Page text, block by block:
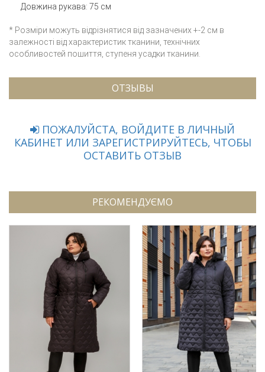
Довжина рукава: 75 см
* Розміри можуть відрізнятися від зазначених +-2 см в
залежності від характеристик тканини, технічних
особливостей пошиття, ступеня усадки тканини.
ОТЗЫВЫ
ПОЖАЛУЙСТА, ВОЙДИТЕ В ЛИЧНЫЙ
КАБИНЕТ ИЛИ ЗАРЕГИСТРИРУЙТЕСЬ, ЧТОБЫ
ОСТАВИТЬ ОТЗЫВ
РЕКОМЕНДУЄМО